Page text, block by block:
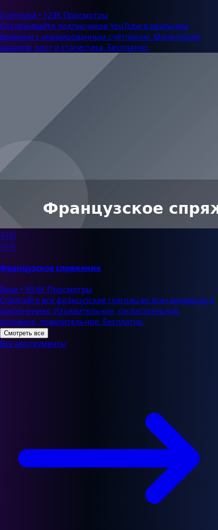
Счетчики • 123K Просмотры
Отслеживайте подписчиков YouTube в реальном
времени с анимированным счётчиком. Мониторинг
каналов, рост и статистика. Бесплатно.
🇫🇷
🇫🇷
Французское спряжение
Язык • 50.6K Просмотры
Спрягайте все французские глаголы во всех временах и
наклонениях. Изъявительное, сослагательное,
условное, повелительное. Бесплатно.
Смотреть все
Все инструменты